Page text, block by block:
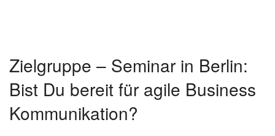
Zielgruppe – Seminar in Berlin:
Bist Du bereit für agile Business
Kommunikation?